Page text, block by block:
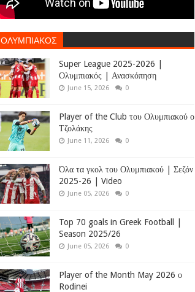
ΟΛΥΜΠΙΑΚΟΣ
Super League 2025-2026 |
Ολυμπιακός | Ανασκόπηση
June 15, 2026 0
Player of the Club του Ολυμπιακού ο
Τζολάκης
June 11, 2026 0
Όλα τα γκολ του Ολυμπιακού | Σεζόν
2025-26 | Video
June 05, 2026 0
Top 70 goals in Greek Football |
Season 2025/26
June 05, 2026 0
Player of the Month May 2026 ο
Rodinei